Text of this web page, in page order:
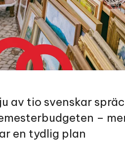
av tio svenskar
–
en tydlig plan